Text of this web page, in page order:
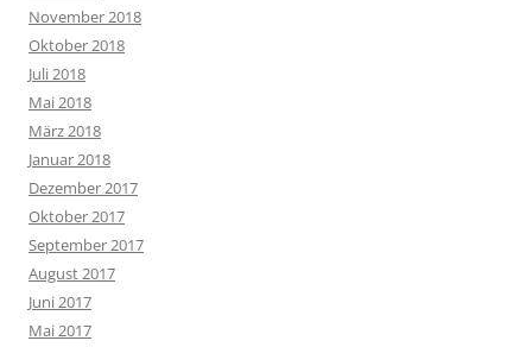
November 2018
Oktober 2018
Juli 2018
Mai 2018
März 2018
Januar 2018
Dezember 2017
Oktober 2017
September 2017
August 2017
Juni 2017
Mai 2017